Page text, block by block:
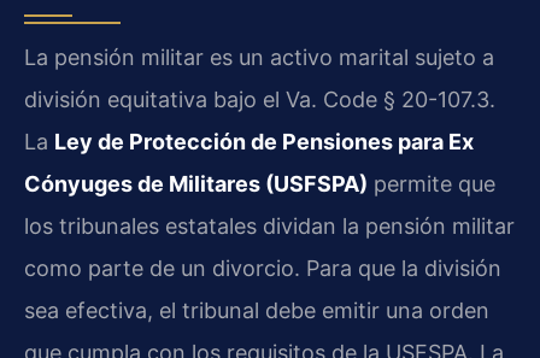
La pensión militar es un activo marital sujeto a
división equitativa bajo el Va. Code § 20-107.3.
La Ley de Protección de Pensiones para Ex
Cónyuges de Militares (USFSPA) permite que
los tribunales estatales dividan la pensión militar
como parte de un divorcio. Para que la división
sea efectiva, el tribunal debe emitir una orden
que cumpla con los requisitos de la USFSPA. La